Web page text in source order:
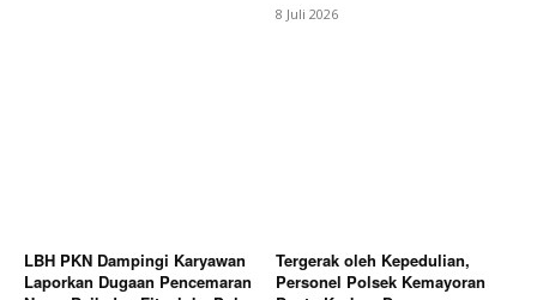
8 Juli 2026
LBH PKN Dampingi Karyawan
Laporkan Dugaan Pencemaran
Tergerak oleh Kepedulian,
Personel Polsek Kemayoran